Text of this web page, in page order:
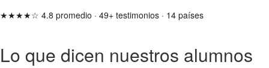
★★★★☆ 4.8 promedio · 49+ testimonios · 14 países
Lo que dicen nuestros alumnos